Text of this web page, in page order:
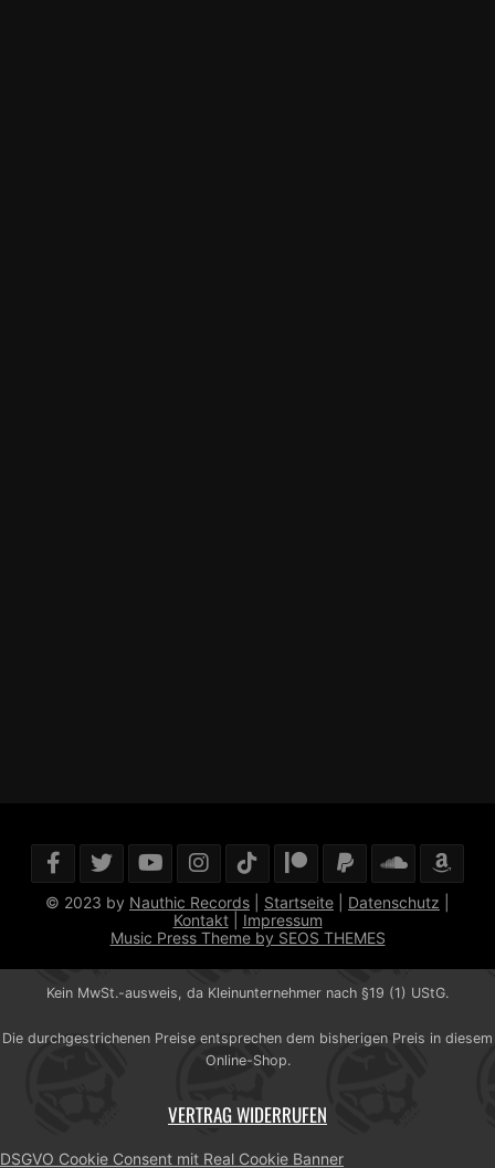
© 2023 by Nauthic Records Startseite Datenschutz
Kontakt| Impressum
Music Press Theme by SEOS THEMES
Kein MwSt.-ausweis, da Kleinunternehmer nach §19 (1) UStG.
Die durchgestrichenen Preise entsprechen dem bisherigen Preis in diesem
Online-Shop.
VERTRAG WIDERRUFEN
DSGVO Cookie Consent mit Real Cookie Banner